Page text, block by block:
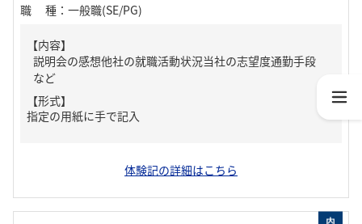
職種 ： 一般職(SE/PG)
【内容】
説明会の感想他社の就職活動状況当社の志望度通勤手段
など
【形式】
指定の用紙に手で記入
体験記の詳細はこちら